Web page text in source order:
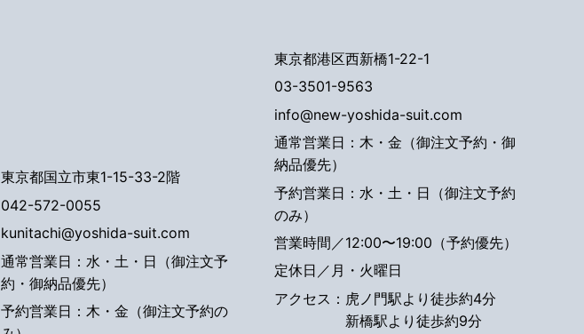
東京都国立市東1-15-33-2階
042-572-0055
kunitachi@yoshida-suit.com
通常営業日：水・土・日（御注文予
約・御納品優先）
予約営業日：木・金（御注文予約の
東京都港区西新橋1-22-1
03-3501-9563
info@new-yoshida-suit.com
通常営業日：木・金（御注文予約・御
納品優先）
予約営業日：水・土・日（御注文予約
のみ）
営業時間／12:00〜19:00（予約優先）
定休日／月・火曜日
アクセス： 虎ノ門駅より徒歩約4分
新橋駅より徒歩約9分